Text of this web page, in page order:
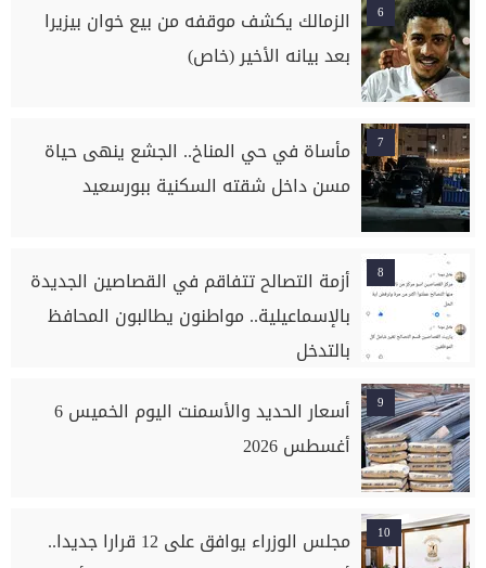
6
الزمالك يكشف موقفه من بيع خوان بيزيرا
بعد بيانه الأخير (خاص)
7
مأساة في حي المناخ.. الجشع ينهى حياة
مسن داخل شقته السكنية ببورسعيد
8
أزمة التصالح تتفاقم في القصاصين الجديدة
بالإسماعيلية.. مواطنون يطالبون المحافظ
بالتدخل
9
أسعار الحديد والأسمنت اليوم الخميس 6
أغسطس 2026
10
مجلس الوزراء يوافق على 12 قرارا جديدا..